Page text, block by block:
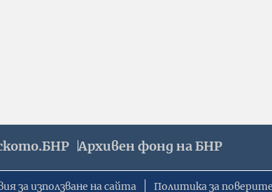
Архивен фонд на БНР
за използване на сайта Политика за